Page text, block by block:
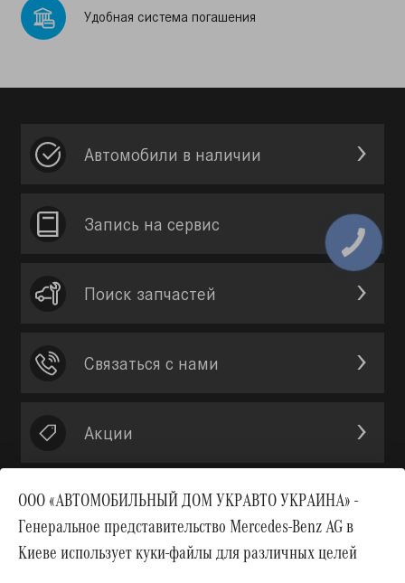
Удобная система погашения
ООО «АВТОМОБИЛЬНЫЙ ДОМ УКРАВТО УКРАИНА» -
Генеральное представительство Mercedes-Benz AG в
Киеве использует куки-файлы для различных целей
Автомобили в наличии
Запись на сервис
Поиск запчастей
Связаться с нами
Акции